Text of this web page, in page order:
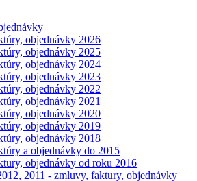
objednávky 2026
objednávky 2025
objednávky 2024
objednávky 2023
objednávky 2022
objednávky 2021
objednávky 2020
objednávky 2019
objednávky 2018
a objednávky do 2015
objednávky od roku 2016
2011 - zmluvy, faktury, objednávky